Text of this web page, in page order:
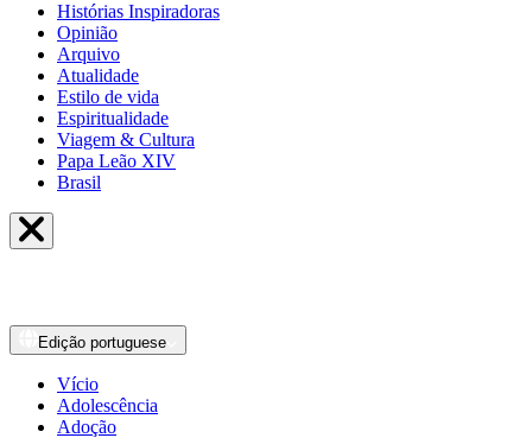
Histórias Inspiradoras
Opinião
Arquivo
Atualidade
Estilo de vida
Espiritualidade
Viagem & Cultura
Papa Leão XIV
Brasil
Edição portuguese
Vício
Adolescência
Adoção